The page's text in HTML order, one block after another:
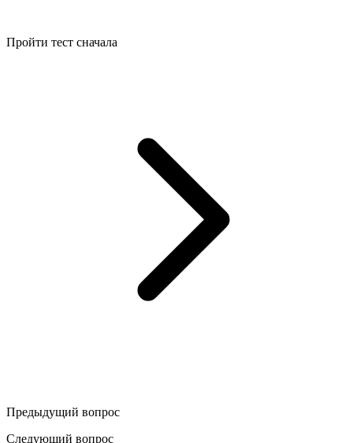
Пройти тест сначала
Предыдущий вопрос
Следующий вопрос